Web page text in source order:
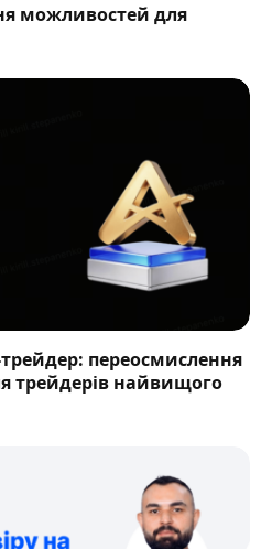
можливостей для
переосмислення
трейдерів найвищого